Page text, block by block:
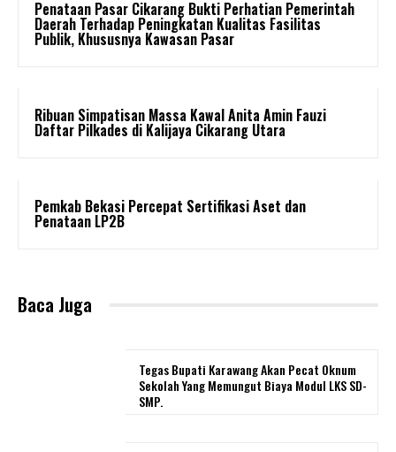
Penataan Pasar Cikarang Bukti Perhatian Pemerintah
Daerah Terhadap Peningkatan Kualitas Fasilitas
Publik, Khususnya Kawasan Pasar
Ribuan Simpatisan Massa Kawal Anita Amin Fauzi
Daftar Pilkades di Kalijaya Cikarang Utara
Pemkab Bekasi Percepat Sertifikasi Aset dan
Penataan LP2B
Baca Juga
Tegas Bupati Karawang Akan Pecat Oknum
Sekolah Yang Memungut Biaya Modul LKS SD-
SMP.